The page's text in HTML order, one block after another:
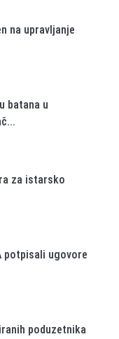
na upravljanje
batana u
za istarsko
potpisali ugovore
poduzetnika